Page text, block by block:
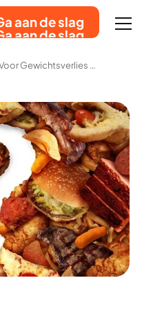
aan de slag
aan de slag
Diëten Voor Gewichtsverlies – Welke Werken Het Best En Geven Duurzame Resultaten?